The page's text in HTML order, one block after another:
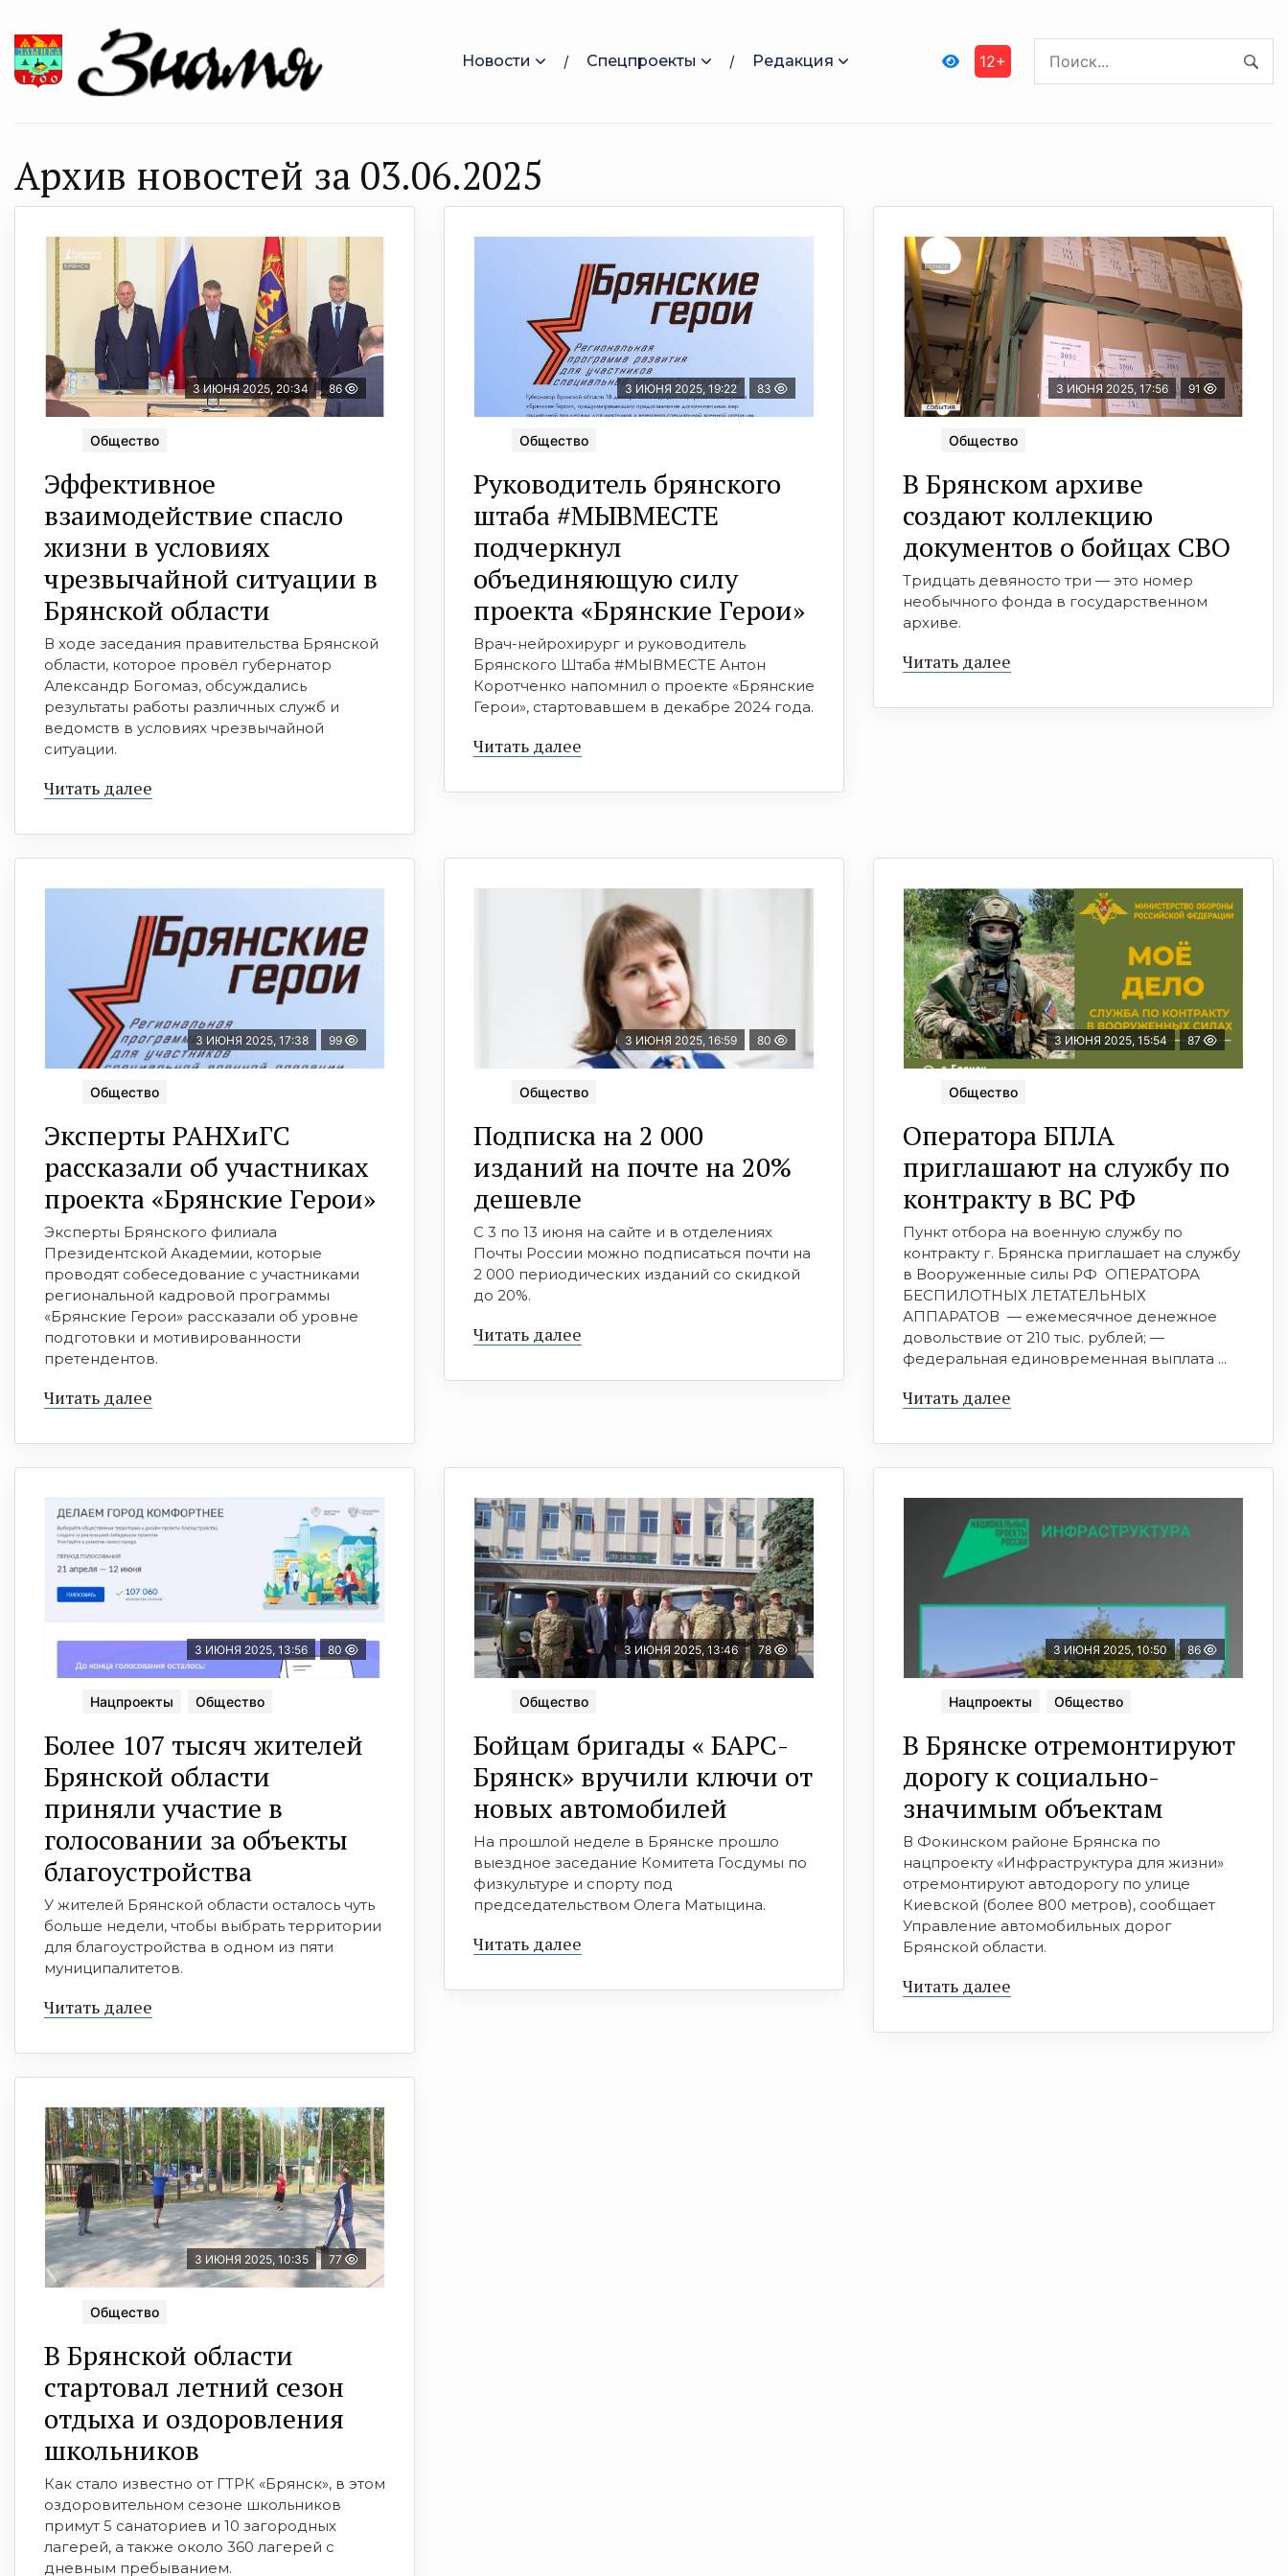
Новости Спецпроекты Редакция 12+
Архив новостей за 03.06.2025
3 ИЮНЯ 2025, 20:34 86
Общество
Эффективное
взаимодействие спасло
жизни в условиях
чрезвычайной ситуации в
Брянской области
В ходе заседания правительства Брянской
области, которое провёл губернатор
Александр Богомаз, обсуждались
результаты работы различных служб и
ведомств в условиях чрезвычайной
ситуации.
Читать далее
3 ИЮНЯ 2025, 19:22 83
Общество
Руководитель брянского
штаба #МЫВМЕСТЕ
подчеркнул
объединяющую силу
проекта «Брянские Герои»
Врач-нейрохирург и руководитель
Брянского Штаба #МЫВМЕСТЕ Антон
Коротченко напомнил о проекте «Брянские
Герои», стартовавшем в декабре 2024 года.
Читать далее
3 ИЮНЯ 2025, 17:56 91
Общество
В Брянском архиве
создают коллекцию
документов о бойцах СВО
Тридцать девяносто три — это номер
необычного фонда в государственном
архиве.
Читать далее
3 ИЮНЯ 2025, 17:38 99
Общество
Эксперты РАНХиГС
рассказали об участниках
проекта «Брянские Герои»
Эксперты Брянского филиала
Президентской Академии, которые
проводят собеседование с участниками
региональной кадровой программы
«Брянские Герои» рассказали об уровне
подготовки и мотивированности
претендентов.
Читать далее
3 ИЮНЯ 2025, 16:59 80
Общество
Подписка на 2 000
изданий на почте на 20%
дешевле
С 3 по 13 июня на сайте и в отделениях
Почты России можно подписаться почти на
2 000 периодических изданий со скидкой
до 20%.
Читать далее
3 ИЮНЯ 2025, 15:54 87
Общество
Оператора БПЛA
приглашают на службу по
контракту в ВС РФ
Пункт отбора на военную службу по
контракту г. Брянска приглашает на службу
в Вооруженные силы РФ ⁣ ОПЕРАТОРА
БЕСПИЛОТНЫХ ЛЕТАТЕЛЬНЫХ
АППАРАТОВ ⁣ — ежемесячное денежное
довольствие от 210 тыс. рублей; —
федеральная единовременная выплата ...
Читать далее
3 ИЮНЯ 2025, 13:56 80
Нацпроекты Общество
Более 107 тысяч жителей
Брянской области
приняли участие в
голосовании за объекты
благоустройства
У жителей Брянской области осталось чуть
больше недели, чтобы выбрать территории
для благоустройства в одном из пяти
муниципалитетов.
Читать далее
3 ИЮНЯ 2025, 13:46 78
Общество
Бойцам бригады « БАРС-
Брянск» вручили ключи от
новых автомобилей
На прошлой неделе в Брянске прошло
выездное заседание Комитета Госдумы по
физкультуре и спорту под
председательством Олега Матыцина.
Читать далее
3 ИЮНЯ 2025, 10:50 86
Нацпроекты Общество
В Брянске отремонтируют
дорогу к социально-
значимым объектам
В Фокинском районе Брянска по
нацпроекту «Инфраструктура для жизни»
отремонтируют автодорогу по улице
Киевской (более 800 метров), сообщает
Управление автомобильных дорог
Брянской области.
Читать далее
3 ИЮНЯ 2025, 10:35 77
Общество
В Брянской области
стартовал летний сезон
отдыха и оздоровления
школьников
Как стало известно от ГТРК «Брянск», в этом
оздоровительном сезоне школьников
примут 5 санаториев и 10 загородных
лагерей, а также около 360 лагерей с
дневным пребыванием.